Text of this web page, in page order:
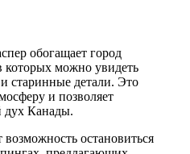
обогащает город
можно увидеть
старинные детали. Это
и позволяет
дух Канады.
остановиться